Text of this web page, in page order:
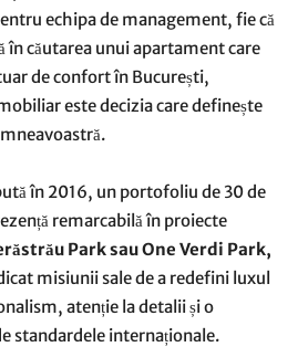
echipa de management, fie că
în căutarea unui apartament care
de confort în București,
este decizia care definește
în 2016, un portofoliu de 30 de
remarcabilă în proiecte
Park sau One Verdi Park,
misiunii sale de a redefini luxul
atenție la detalii și o
standardele internaționale.